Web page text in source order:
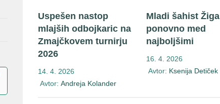
Uspešen nastop
mlajših odbojkaric na
Zmajčkovem turnirju
2026
14. 4. 2026
Avtor: Andreja Kolander
Mladi šahist Žiga
ponovno med
najboljšimi
16. 4. 2026
Avtor: Ksenija Detiček